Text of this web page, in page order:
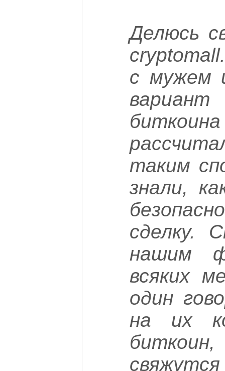
Делюсь
с мужем
таким
знали,
сделку.
нашим
всяких
один
на их